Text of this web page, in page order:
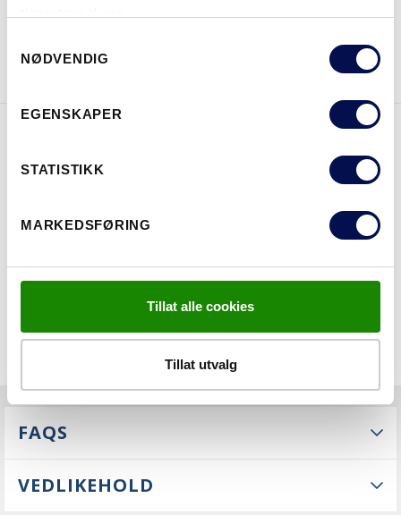
Selection
NØDVENDIG
EGENSKAPER
STATISTIKK
MARKEDSFØRING
Tillat alle cookies
Tillat utvalg
KONTAKT OSS
FAQS
VEDLIKEHOLD